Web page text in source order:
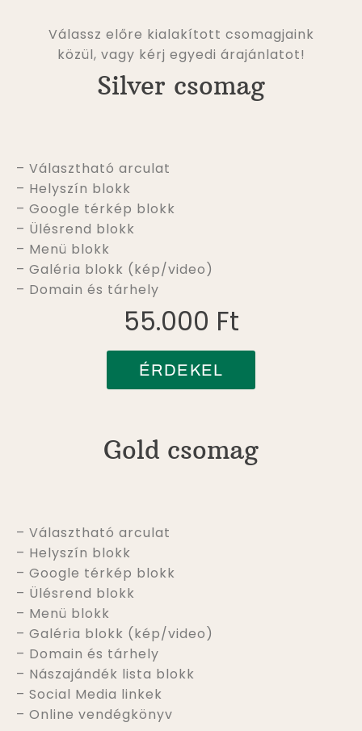
Válassz előre kialakított csomagjaink
közül, vagy kérj egyedi árajánlatot!
Silver csomag
– Választható arculat
– Helyszín blokk
– Google térkép blokk
– Ülésrend blokk
– Menü blokk
– Galéria blokk (kép/video)
– Domain és tárhely
55.000 Ft
ÉRDEKEL
Gold csomag
– Választható arculat
– Helyszín blokk
– Google térkép blokk
– Ülésrend blokk
– Menü blokk
– Galéria blokk (kép/video)
– Domain és tárhely
– Nászajándék lista blokk
– Social Media linkek
– Online vendégkönyv